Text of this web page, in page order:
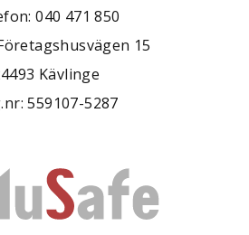
040 471 850
15
Kävlinge
559107-5287